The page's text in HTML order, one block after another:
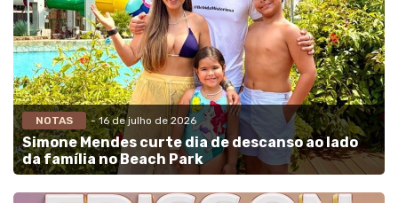
NOTAS - 16 de julho de 2026
Simone Mendes curte dia de descanso ao lado
da família no Beach Park